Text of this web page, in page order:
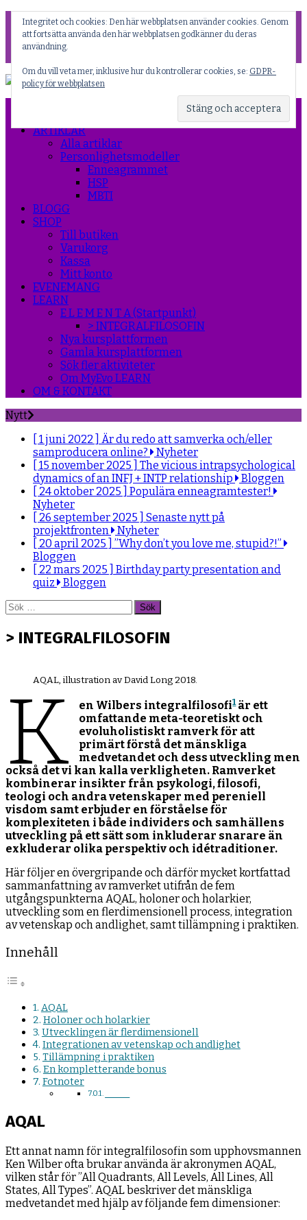
Facebook
Instagram
Threads
YouTube
ARTIKLAR
Alla artiklar
Personlighetsmodeller
Enneagrammet
HSP
MBTI
BLOGG
SHOP
Till butiken
Varukorg
Kassa
Mitt konto
EVENEMANG
LEARN
E L E M E N T A (Startpunkt)
> INTEGRALFILOSOFIN
Nya kursplattformen
Gamla kursplattformen
Sök fler aktiviteter
Om MyEvo LEARN
OM & KONTAKT
Nytt
[ 1 juni 2022 ] Är du redo att samverka och/eller
samproducera online?
Nyheter
[ 15 november 2025 ] The vicious intrapsychological
dynamics of an INFJ + INTP relationship
Bloggen
[ 24 oktober 2025 ] Populära enneagramtester!
Nyheter
[ 26 september 2025 ] Senaste nytt på
projektfronten
Nyheter
[ 20 april 2025 ] ”Why don’t you love me, stupid?!”
Bloggen
[ 22 mars 2025 ] Birthday party presentation and
quiz
Bloggen
Sök
efter:
> INTEGRALFILOSOFIN
AQAL, illustration av David Long 2018.
K en Wilbers integralfilosofi1 är ett
omfattande meta-teoretiskt och
evoluholistiskt ramverk för att
primärt förstå det mänskliga
medvetandet och dess utveckling men
också det vi kan kalla verkligheten. Ramverket
kombinerar insikter från psykologi, filosofi,
teologi och andra vetenskaper med pereniell
visdom samt erbjuder en förståelse för
komplexiteten i både individers och samhällens
utveckling på ett sätt som inkluderar snarare än
exkluderar olika perspektiv och idétraditioner.
Här följer en övergripande och därför mycket kortfattad
sammanfattning av ramverket utifrån de fem
utgångspunkterna AQAL, holoner och holarkier,
utveckling som en flerdimensionell process, integration
av vetenskap och andlighet, samt tillämpning i praktiken.
Innehåll
AQAL
Holoner och holarkier
Utvecklingen är flerdimensionell
Integrationen av vetenskap och andlighet
Tillämpning i praktiken
En kompletterande bonus
Fotnoter
AQAL
Ett annat namn för integralfilosofin som upphovsmannen
Ken Wilber ofta brukar använda är akronymen AQAL,
vilken står för ”All Quadrants, All Levels, All Lines, All
States, All Types”. AQAL beskriver det mänskliga
medvetandet med hjälp av följande fem dimensioner:
Integritet och cookies: Den här webbplatsen använder cookies. Genom
att fortsätta använda den här webbplatsen godkänner du deras
användning.
Om du vill veta mer, inklusive hur du kontrollerar cookies, se: GDPR-
policy för webbplatsen